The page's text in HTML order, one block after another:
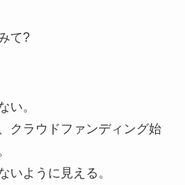
て?
い。
クラウドファンディング始
いように見える。